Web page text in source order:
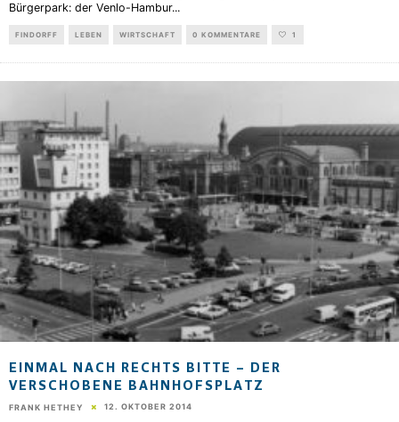
Bürgerpark: der Venlo-Hambur...
FINDORFF LEBEN WIRTSCHAFT 0 KOMMENTARE 1
EINMAL NACH RECHTS BITTE – DER
VERSCHOBENE BAHNHOFSPLATZ
FRANK HETHEY 12. OKTOBER 2014